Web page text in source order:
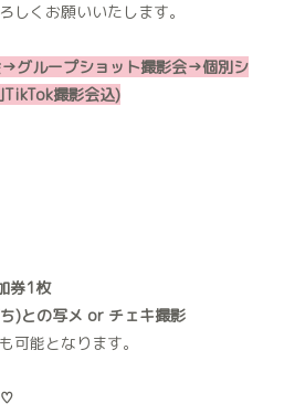
しくお願いいたします。
グループショット撮影会→個別シ
TikTok撮影会込)
券1枚
)との写メ or チェキ撮影
可能となります。
♡